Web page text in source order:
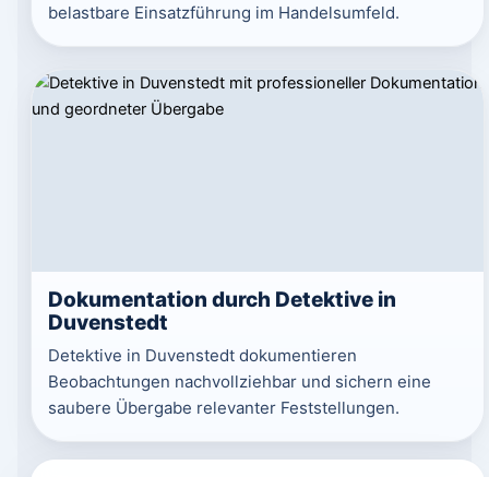
belastbare Einsatzführung im Handelsumfeld.
Dokumentation durch Detektive in
Duvenstedt
Detektive in Duvenstedt dokumentieren
Beobachtungen nachvollziehbar und sichern eine
saubere Übergabe relevanter Feststellungen.